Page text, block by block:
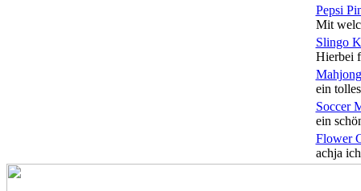
Pepsi
Mit
Slingo
Hierbei
ein
Soccer
ein
Flower
achja